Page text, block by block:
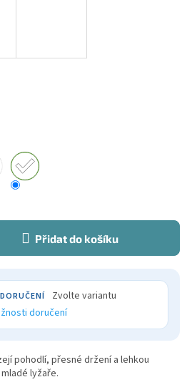
Přidat do košíku
Zvolte variantu
doručení
pohodlí, přesné držení a lehkou
lyžaře.